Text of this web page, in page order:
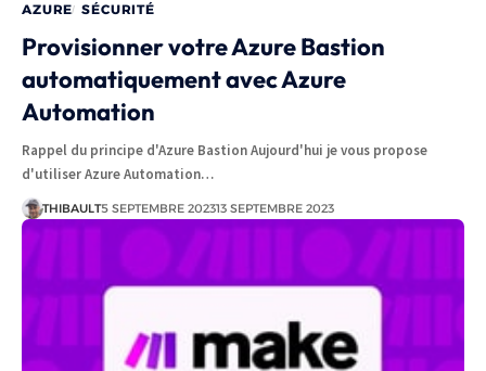
AZURE SÉCURITÉ
Provisionner votre Azure Bastion
automatiquement avec Azure
Automation
Rappel du principe d'Azure Bastion Aujourd'hui je vous propose
d'utiliser Azure Automation…
THIBAULT5 SEPTEMBRE 202313 SEPTEMBRE 2023